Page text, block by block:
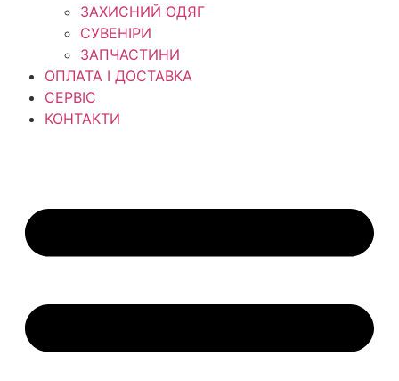
ЗАХИСНИЙ ОДЯГ
СУВЕНІРИ
ЗАПЧАСТИНИ
ОПЛАТА І ДОСТАВКА
СЕРВІС
КОНТАКТИ